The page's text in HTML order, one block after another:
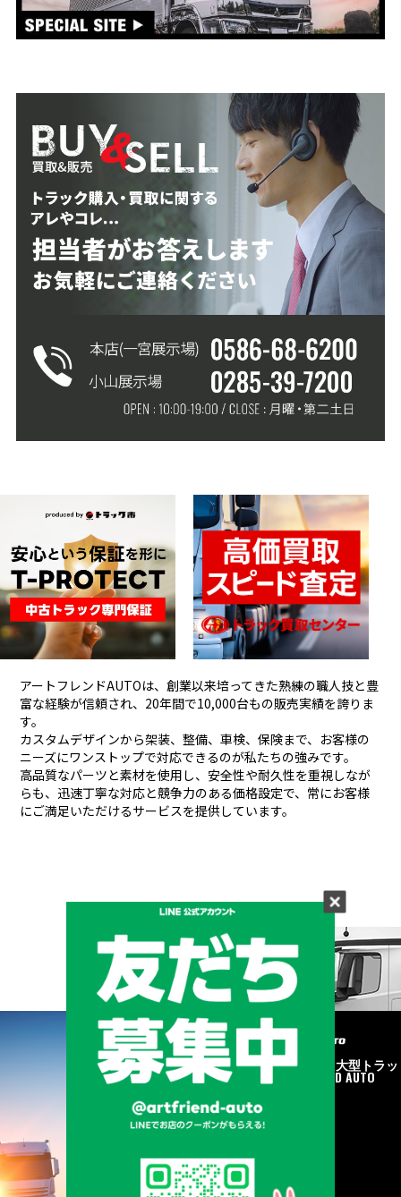
アートフレンドAUTOは、創業以来培ってきた熟練の職人技と豊
富な経験が信頼され、 20年間で10,000台もの販売実績を誇りま
す。
カスタムデザインから架装、整備、車検、保険まで、お客様の
ニーズにワンストップで対応できるのが私たちの強みです。
高品質なパーツと素材を使用し、安全性や耐久性を重視しなが
らも、 迅速丁寧な対応と競争力のある価格設定で、常にお客様
にご満足いただけるサービスを提供しています。
メーカーと形状から探す
BRAND & TYPE
©2020中古トラック・大型トラッ
ク販売はART FRIEND AUTO